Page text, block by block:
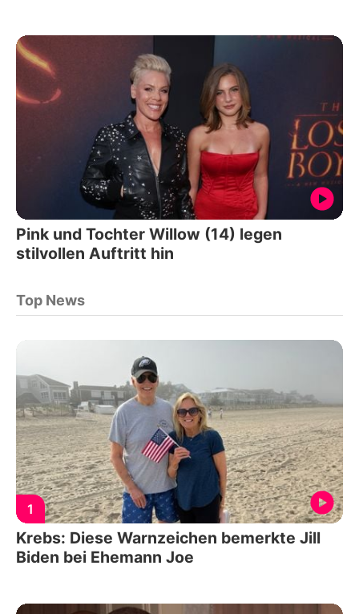
Pink und Tochter Willow (14) legen
stilvollen Auftritt hin
Top News
1
Krebs: Diese Warnzeichen bemerkte Jill
Biden bei Ehemann Joe